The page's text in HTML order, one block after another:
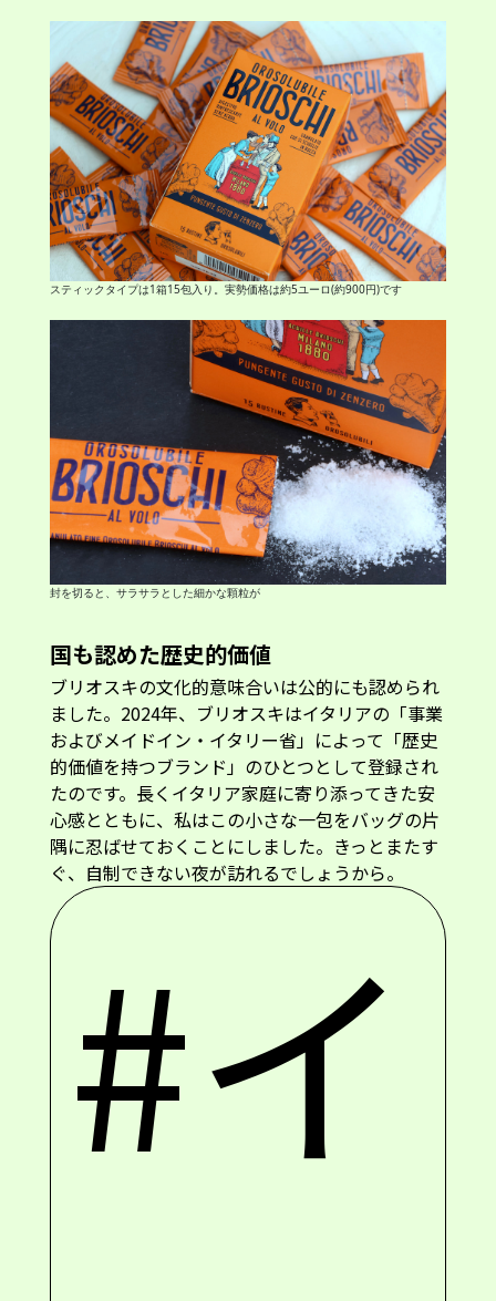
スティックタイプは1箱15包入り。実勢価格は約5ユーロ(約900円)です
封を切ると、サラサラとした細かな顆粒が
国も認めた歴史的価値
ブリオスキの文化的意味合いは公的にも認められ
ました。2024年、ブリオスキはイタリアの「事業
およびメイドイン・イタリー省」によって「歴史
的価値を持つブランド」のひとつとして登録され
たのです。長くイタリア家庭に寄り添ってきた安
心感とともに、私はこの小さな一包をバッグの片
隅に忍ばせておくことにしました。きっとまたす
ぐ、自制できない夜が訪れるでしょうから。
#イ